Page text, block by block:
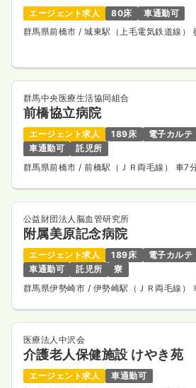
エージェント求人 80床
車通勤可
群馬県前橋市/ 城東駅（上毛電気鉄道線）
群馬中央医療生活協同組合
前橋協立病院
エージェント求人 189床
電子カルテ
車通勤可
託児所
群馬県前橋市 / 前橋駅（ＪＲ両毛線） 車7
公益財団法人脳血管研究所
附属美原記念病院
エージェント求人 189床
電子カルテ
車通勤可
託児所
寮
群馬県伊勢崎市 / 伊勢崎駅（ＪＲ両毛線）
医療法人中沢会
介護老人保健施設 けやき苑
エージェント求人
車通勤可